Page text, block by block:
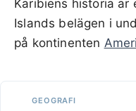
Karibiens historia är
Islands belägen i
på kontinenten
GEOGRAFI